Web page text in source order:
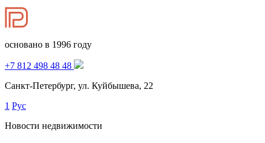
основано в 1996 году
+7 812 498 48 48
Санкт-Петербург, ул. Куйбышева, 22
1 Рус
Новости недвижимости